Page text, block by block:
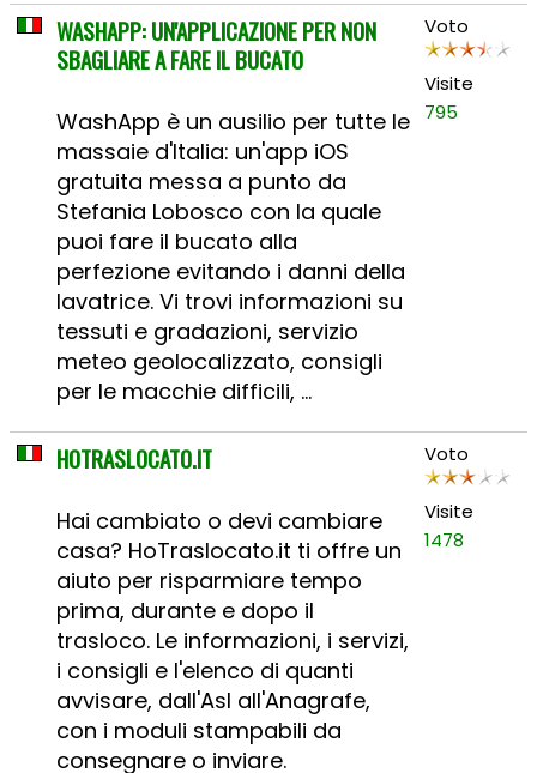
WASHAPP: UN'APPLICAZIONE PER NON
SBAGLIARE A FARE IL BUCATO
WashApp è un ausilio per tutte le
massaie d'Italia: un'app iOS
gratuita messa a punto da
Stefania Lobosco con la quale
puoi fare il bucato alla
perfezione evitando i danni della
lavatrice. Vi trovi informazioni su
tessuti e gradazioni, servizio
meteo geolocalizzato, consigli
per le macchie difficili, ...
Voto
Visite
795
HOTRASLOCATO.IT
Hai cambiato o devi cambiare
casa? HoTraslocato.it ti offre un
aiuto per risparmiare tempo
prima, durante e dopo il
trasloco. Le informazioni, i servizi,
i consigli e l'elenco di quanti
avvisare, dall'Asl all'Anagrafe,
con i moduli stampabili da
consegnare o inviare.
Voto
Visite
1478